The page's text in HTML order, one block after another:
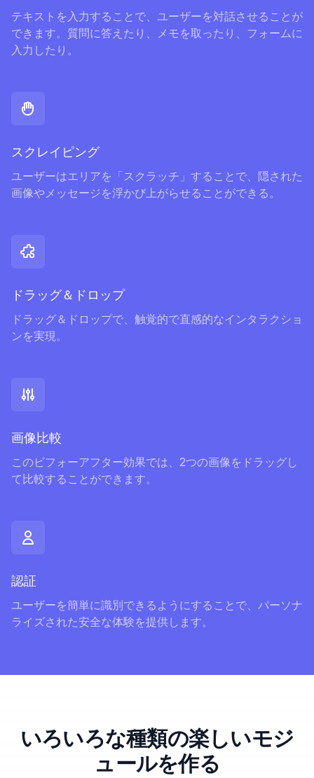
テキストを入力することで、ユーザーを対話させることが
できます。質問に答えたり、メモを取ったり、フォームに
入力したり。
スクレイピング
ユーザーはエリアを「スクラッチ」することで、隠された
画像やメッセージを浮かび上がらせることができる。
ドラッグ＆ドロップ
ドラッグ＆ドロップで、触覚的で直感的なインタラクショ
ンを実現。
画像比較
このビフォーアフター効果では、2つの画像をドラッグし
て比較することができます。
認証
ユーザーを簡単に識別できるようにすることで、パーソナ
ライズされた安全な体験を提供します。
いろいろな種類の楽しいモジ
ュールを作る